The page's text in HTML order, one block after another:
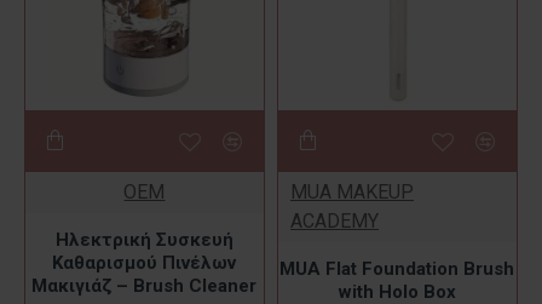
OEM
Ηλεκτρική Συσκευή
Καθαρισμού Πινέλων
Μακιγιάζ – Brush Cleaner
MUA MAKEUP
ACADEMY
MUA Flat Foundation Brush
with Holo Box